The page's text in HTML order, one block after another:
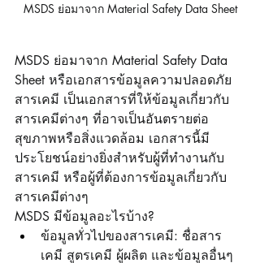
MSDS ย่อมาจาก Material Safety Data Sheet
MSDS ย่อมาจาก Material Safety Data
Sheet หรือเอกสารข้อมูลความปลอดภัย
สารเคมี เป็นเอกสารที่ให้ข้อมูลเกี่ยวกับ
สารเคมีต่างๆ ที่อาจเป็นอันตรายต่อ
สุขภาพหรือสิ่งแวดล้อม เอกสารนี้มี
ประโยชน์อย่างยิ่งสำหรับผู้ที่ทำงานกับ
สารเคมี หรือผู้ที่ต้องการข้อมูลเกี่ยวกับ
สารเคมีต่างๆ
MSDS มีข้อมูลอะไรบ้าง?
ข้อมูลทั่วไปของสารเคมี: ชื่อสาร
เคมี สูตรเคมี ผู้ผลิต และข้อมูลอื่นๆ